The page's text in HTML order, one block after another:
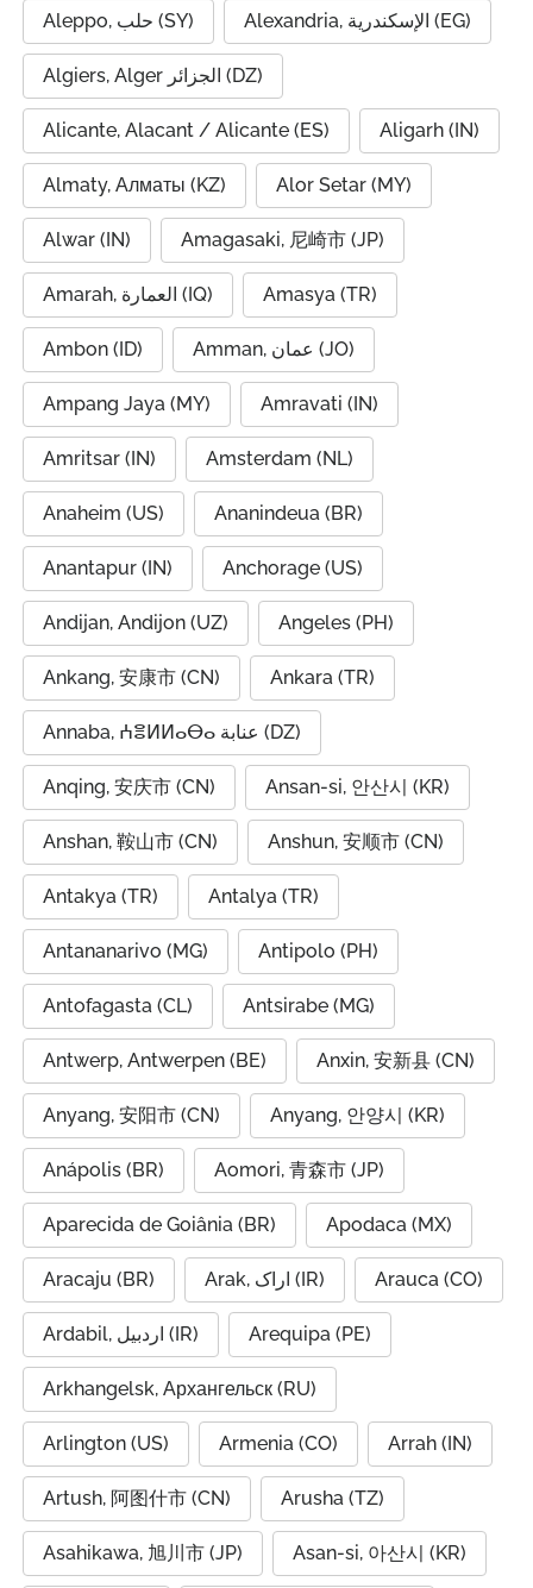
Aleppo, حلب (SY) Alexandria, الإسكندرية (EG)
Algiers, Alger الجزائر (DZ)
Alicante, Alacant / Alicante (ES) Aligarh (IN)
Almaty, Алматы (KZ) Alor Setar (MY)
Alwar (IN) Amagasaki, 尼崎市 (JP)
Amarah, العمارة (IQ) Amasya (TR)
Ambon (ID) Amman, عمان (JO)
Ampang Jaya (MY) Amravati (IN)
Amritsar (IN) Amsterdam (NL)
Anaheim (US) Ananindeua (BR)
Anantapur (IN) Anchorage (US)
Andijan, Andijon (UZ) Angeles (PH)
Ankang, 安康市 (CN) Ankara (TR)
Annaba, ⵄⴻⵍⵍⴰⴱⴰ عنابة (DZ)
Anqing, 安庆市 (CN) Ansan-si, 안산시 (KR)
Anshan, 鞍山市 (CN) Anshun, 安顺市 (CN)
Antakya (TR) Antalya (TR)
Antananarivo (MG) Antipolo (PH)
Antofagasta (CL) Antsirabe (MG)
Antwerp, Antwerpen (BE) Anxin, 安新县 (CN)
Anyang, 安阳市 (CN) Anyang, 안양시 (KR)
Anápolis (BR) Aomori, 青森市 (JP)
Aparecida de Goiânia (BR) Apodaca (MX)
Aracaju (BR) Arak, اراک (IR) Arauca (CO)
Ardabil, اردبیل (IR) Arequipa (PE)
Arkhangelsk, Архангельск (RU)
Arlington (US) Armenia (CO) Arrah (IN)
Artush, 阿图什市 (CN) Arusha (TZ)
Asahikawa, 旭川市 (JP) Asan-si, 아산시 (KR)